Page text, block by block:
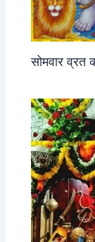
सोमवार